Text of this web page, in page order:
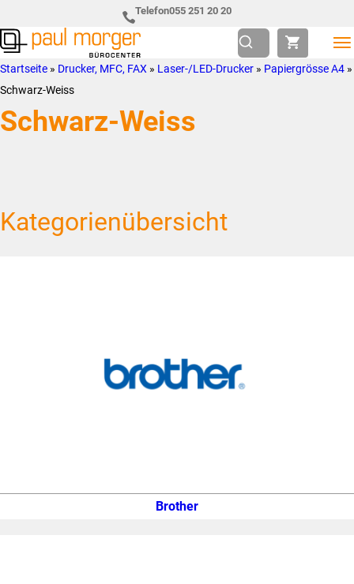
Hauptnavigation
springen
to
main
content
Telefon055 251 20 20
Paul
Morger
AG
Bürocenter
so
individuell
wie
Sie
Startseite » Drucker, MFC, FAX » Laser-/LED-Drucker » Papiergrösse A4 »
Schwarz-Weiss
Schwarz-Weiss
Kategorienübersicht
Brother